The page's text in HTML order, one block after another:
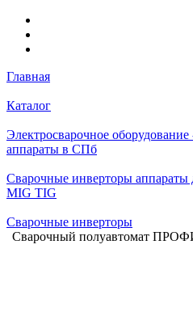
Главная
Каталог
Электросварочное
аппараты в СПб
Сварочные инверторы аппараты
MIG TIG
Сварочные инверторы
Сварочный полуавтомат